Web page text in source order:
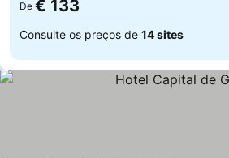
De € 133
Consulte os preços de 14 sites